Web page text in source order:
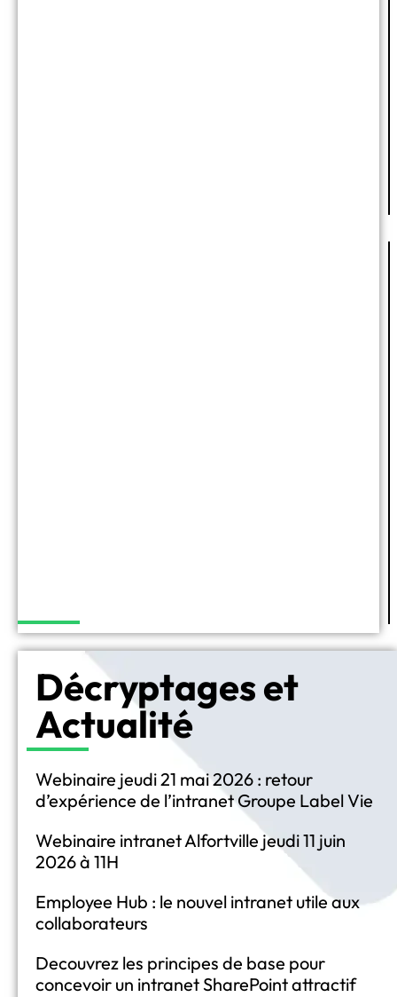
Décryptages et
Actualité
Webinaire jeudi 21 mai 2026 : retour
d’expérience de l’intranet Groupe Label Vie
Webinaire intranet Alfortville jeudi 11 juin
2026 à 11H
Employee Hub : le nouvel intranet utile aux
collaborateurs
Decouvrez les principes de base pour
concevoir un intranet SharePoint attractif